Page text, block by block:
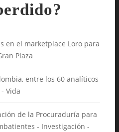
en el marketplace Loro para
Plaza
entre los 60 analíticos
Vida
de la Procuraduría para
- Investigación -